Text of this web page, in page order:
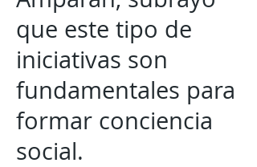
que este tipo de
iniciativas son
fundamentales para
formar conciencia
social.